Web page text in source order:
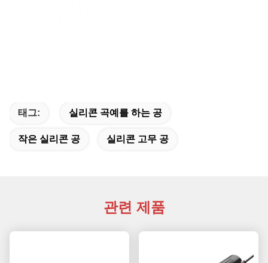
태그: 실리콘 곡예를 하는 공
작은 실리콘 공 실리콘 고무 공
관련 제품